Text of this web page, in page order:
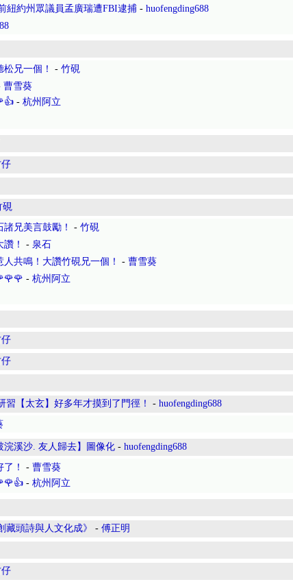
紐約州眾議員孟廣瑞遭FBI逮捕 - huofengding688
兄一個！ - 竹硯
曹雪葵
- 杭州阿立
硯
兄美言鼓勵！ - 竹硯
！ - 泉石
共鳴！大讚竹硯兄一個！ - 曹雪葵
- 杭州阿立
【太玄】好多年才摸到了門徑！ - huofengding688
浣溪沙. 友人歸去】圖像化 - huofengding688
！ - 曹雪葵
- 杭州阿立
頭詩與人文化成》 - 傅正明